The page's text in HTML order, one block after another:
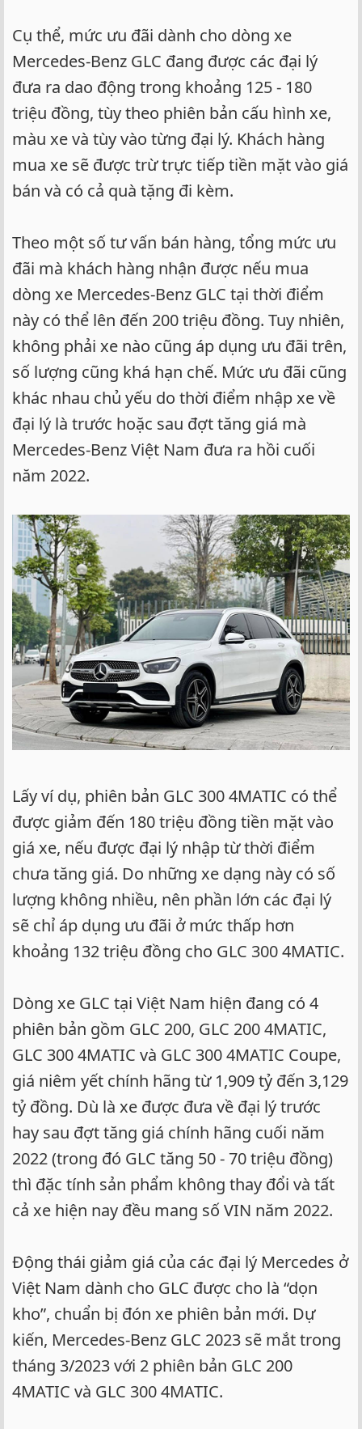
Cụ thể, mức ưu đãi dành cho dòng xe
Mercedes-Benz GLC đang được các đại lý
đưa ra dao động trong khoảng 125 - 180
triệu đồng, tùy theo phiên bản cấu hình xe,
màu xe và tùy vào từng đại lý. Khách hàng
mua xe sẽ được trừ trực tiếp tiền mặt vào giá
bán và có cả quà tặng đi kèm.
Theo một số tư vấn bán hàng, tổng mức ưu
đãi mà khách hàng nhận được nếu mua
dòng xe Mercedes-Benz GLC tại thời điểm
này có thể lên đến 200 triệu đồng. Tuy nhiên,
không phải xe nào cũng áp dụng ưu đãi trên,
số lượng cũng khá hạn chế. Mức ưu đãi cũng
khác nhau chủ yếu do thời điểm nhập xe về
đại lý là trước hoặc sau đợt tăng giá mà
Mercedes-Benz Việt Nam đưa ra hồi cuối
năm 2022.
Lấy ví dụ, phiên bản GLC 300 4MATIC có thể
được giảm đến 180 triệu đồng tiền mặt vào
giá xe, nếu được đại lý nhập từ thời điểm
chưa tăng giá. Do những xe dạng này có số
lượng không nhiều, nên phần lớn các đại lý
sẽ chỉ áp dụng ưu đãi ở mức thấp hơn
khoảng 132 triệu đồng cho GLC 300 4MATIC.
Dòng xe GLC tại Việt Nam hiện đang có 4
phiên bản gồm GLC 200, GLC 200 4MATIC,
GLC 300 4MATIC và GLC 300 4MATIC Coupe,
giá niêm yết chính hãng từ 1,909 tỷ đến 3,129
tỷ đồng. Dù là xe được đưa về đại lý trước
hay sau đợt tăng giá chính hãng cuối năm
2022 (trong đó GLC tăng 50 - 70 triệu đồng)
thì đặc tính sản phẩm không thay đổi và tất
cả xe hiện nay đều mang số VIN năm 2022.
Động thái giảm giá của các đại lý Mercedes ở
Việt Nam dành cho GLC được cho là “dọn
kho”, chuẩn bị đón xe phiên bản mới. Dự
kiến, Mercedes-Benz GLC 2023 sẽ mắt trong
tháng 3/2023 với 2 phiên bản GLC 200
4MATIC và GLC 300 4MATIC.